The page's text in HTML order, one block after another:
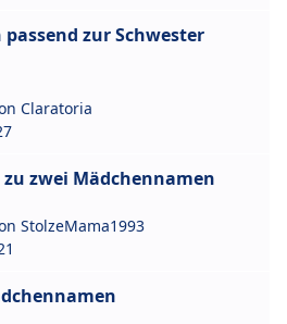
zur Schwester
Claratoria
zwei Mädchennamen
StolzeMama1993